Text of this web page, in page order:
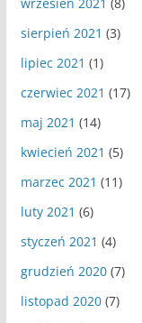
sierpień 2021 (3)
lipiec 2021 (1)
czerwiec 2021 (17)
maj 2021 (14)
kwiecień 2021 (5)
marzec 2021 (11)
luty 2021 (6)
styczeń 2021 (4)
grudzień 2020(7)
listopad 2020(7)